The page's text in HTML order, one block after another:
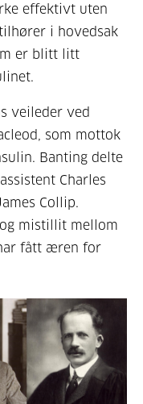
effektivt uten
i hovedsak
er blitt litt
veileder ved
som mottok
Banting delte
Charles
Collip.
mistillit mellom
fått æren for